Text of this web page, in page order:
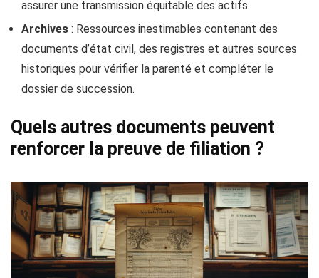
assurer une transmission équitable des actifs.
Archives : Ressources inestimables contenant des
documents d’état civil, des registres et autres sources
historiques pour vérifier la parenté et compléter le
dossier de succession.
Quels autres documents peuvent
renforcer la preuve de filiation ?